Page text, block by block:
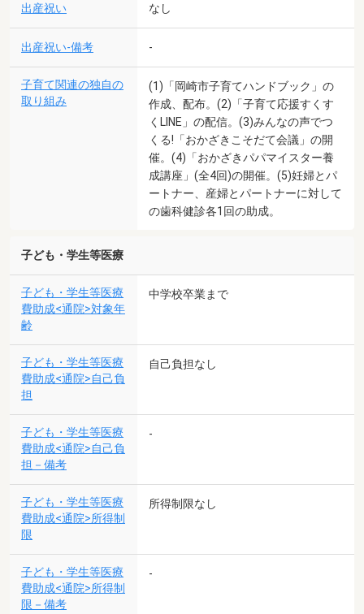
出産祝い なし
出産祝い-備考 -
子育て関連の独自の
取り組み
(1)「岡崎市子育てハンドブック」の
作成、配布。(2)「子育て応援すくす
くLINE」の配信。(3)みんなの声でつ
くる!「おかざきこそだて会議」の開
催。(4)「おかざきパパマイスター養
成講座」(全4回)の開催。(5)妊婦とパ
ートナー、産婦とパートナーに対して
の歯科健診各1回の助成。
子ども・学生等医療
子ども・学生等医療
費助成<通院>対象年
齢
中学校卒業まで
子ども・学生等医療
費助成<通院>自己負
担
自己負担なし
子ども・学生等医療
費助成<通院>自己負
担－備考
-
子ども・学生等医療
費助成<通院>所得制
限
所得制限なし
子ども・学生等医療
費助成<通院>所得制
限－備考
-